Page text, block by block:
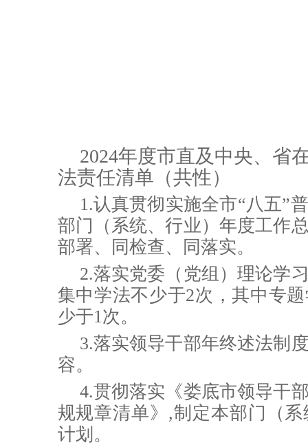
2024年度市直及中央、省
法责任清单（共性）
1.认真贯彻实施全市“八五”
部门（系统、行业）年度工作
部署、同检查、同落实。
2.落实党委（党组）理论学
集中学法不少于2次，其中专
少于1次。
3.落实领导干部年终述法制
容。
4.贯彻落实《娄底市领导干
规规章清单》,制定本部门（
计划。